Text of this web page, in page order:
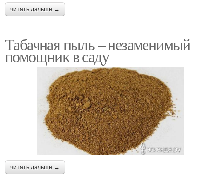
читать дальше →
Табачная пыль – незаменимый
помощник в саду
читать дальше →